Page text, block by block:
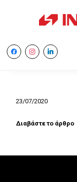
facebookinstagramlinkedin
23/07/2020
Διαβάστε το άρθρο